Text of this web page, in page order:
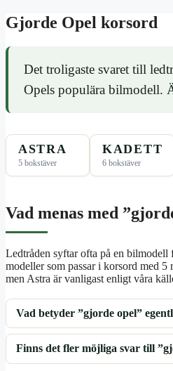
Gjorde Opel korsord
Det troligaste svaret till
Opels populära bilmodell.
ASTRA
5 bokstäver
KADETT
6 bokstäver
Vad menas med
Ledtråden syftar ofta på en bilmodell
modeller som passar i korsord med
men Astra är vanligast enligt våra
Vad betyder ”gjorde opel”
Finns det fler möjliga svar till